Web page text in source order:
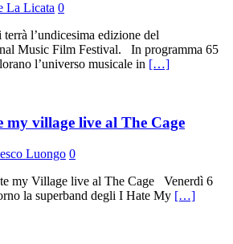
La Licata 0
l’undicesima edizione del
Music Film Festival. In programma 65
l’universo musicale in […]
my village live al The Cage
Luongo 0
my Village live al The Cage Venerdì 6
la superband degli I Hate My […]